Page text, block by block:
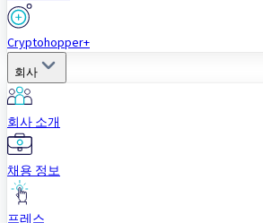
Cryptohopper+
회사
회사 소개
채용 정보
프레스